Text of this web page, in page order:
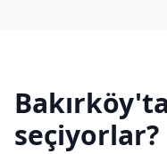
Bakırköy
seçiyorlar?